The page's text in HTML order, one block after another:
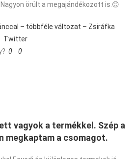
örült a megajándékozott is.😊
– többféle változat – Zsiráfka
Twitter
0
0
vagyok a termékkel. Szép a
megkaptam a csomagot.